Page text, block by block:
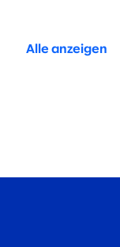
Alle anzeigen